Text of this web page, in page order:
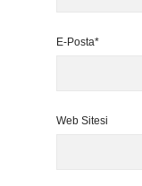
E-Posta*
Web Sitesi